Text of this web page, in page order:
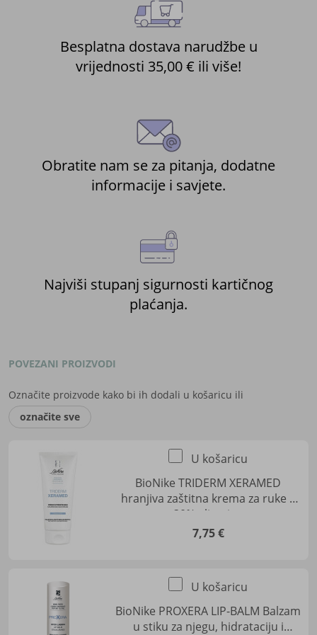
Besplatna dostava narudžbe u
vrijednosti 35,00 € ili više!
Obratite nam se za pitanja, dodatne
informacije i savjete.
Najviši stupanj sigurnosti kartičnog
plaćanja.
POVEZANI PROIZVODI
Označite proizvode kako bi ih dodali u košaricu ili
označite sve
BioNike TRIDERM XERAMED
hranjiva zaštitna krema za ruke s
30% glicerina
7,75 €
U košaricu
BioNike PROXERA LIP-BALM Balzam
u stiku za njegu, hidrataciju i
U košaricu